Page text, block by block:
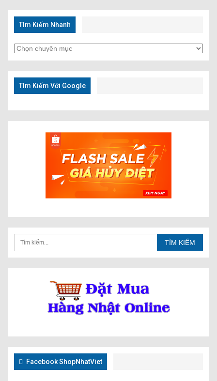
Tìm Kiếm Nhanh
Tìm
Kiếm
Nhanh
Tìm Kiếm Với Google
Facebook ShopNhatViet